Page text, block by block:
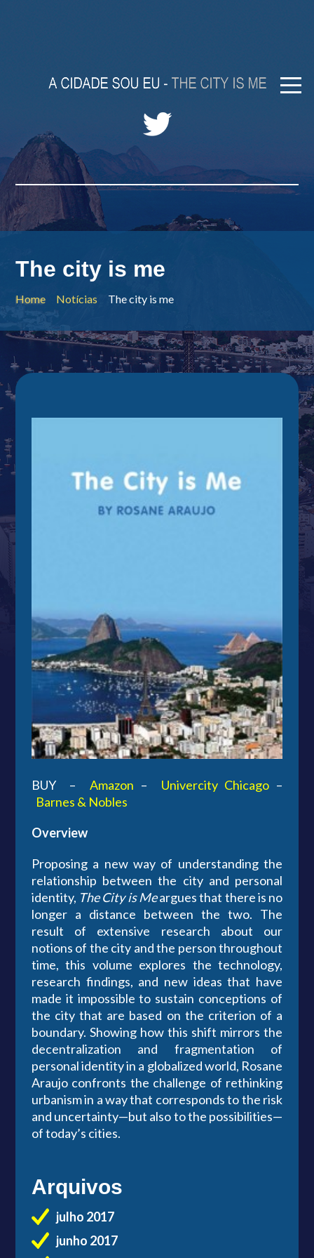
The city is me
Home Notícias The city is me
BUY –Amazon – Univercity Chicago –
Barnes & Nobles
Overview
Proposing a new way of understanding the
relationship between the city and personal
identity, The City is Meargues that there is no
longer a distance between the two. The
result of extensive research about our
notions of the city and the person throughout
time, this volume explores the technology,
research findings, and new ideas that have
made it impossible to sustain conceptions of
the city that are based on the criterion of a
boundary. Showing how this shift mirrors the
decentralization and fragmentation of
personal identity in a globalized world, Rosane
Araujo confronts the challenge of rethinking
urbanism in a way that corresponds to the risk
and uncertainty—but also to the possibilities—
of today’s cities.
Arquivos
julho 2017
junho 2017